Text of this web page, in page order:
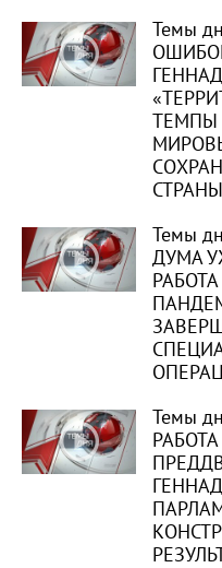
Темы
ТЕМПЫ
Темы
ДУМА
Темы